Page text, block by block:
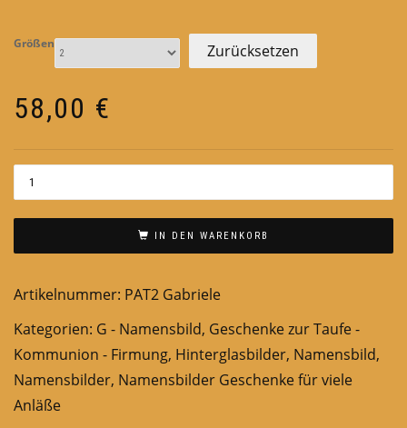
Größen Zurücksetzen
58,00 €
IN DEN WARENKORB
Artikelnummer: PAT2 Gabriele
Kategorien: G - Namensbild, Geschenke zur Taufe -
Kommunion - Firmung, Hinterglasbilder, Namensbild,
Namensbilder, Namensbilder Geschenke für viele
Anläße